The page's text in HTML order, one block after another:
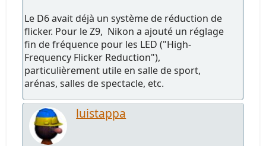
Le D6 avait déjà un système de réduction de
flicker. Pour le Z9, Nikon a ajouté un réglage
fin de fréquence pour les LED ("High-
Frequency Flicker Reduction"),
particulièrement utile en salle de sport,
arénas, salles de spectacle, etc.
luistappa